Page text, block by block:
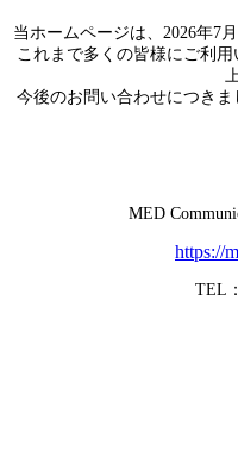
当ホームページは、2026年7
これまで多くの皆様にご利
今後のお問い合わせにつきま
MED
https://
TEL